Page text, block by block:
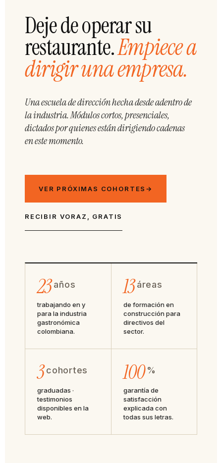
Deje de operar su
restaurante.Empiece a
dirigir una empresa.
Una escuela de dirección hecha desde adentro de
la industria. Módulos cortos, presenciales,
dictados por quienes están dirigiendo cadenas
en este momento.
VER PRÓXIMAS COHORTES →
RECIBIR VORAZ, GRATIS
23 años
trabajando en y
para la industria
gastronómica
colombiana.
13 áreas
de formación en
construcción para
directivos del
sector.
3 cohortes
graduadas ·
testimonios
disponibles en la
web.
100 %
garantía de
satisfacción
explicada con
todas sus letras.